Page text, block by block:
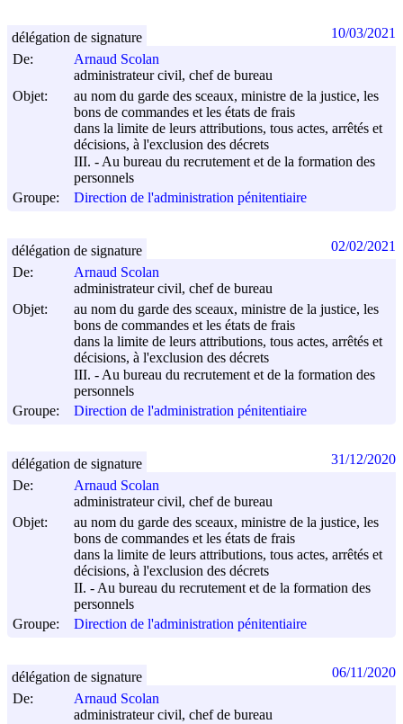
De:
Arnaud Scolan
administrateur civil, chef de bureau
Objet:
au nom du garde des sceaux, ministre de la justice, les
bons de commandes et les états de frais
dans la limite de leurs attributions, tous actes, arrêtés et
décisions, à l'exclusion des décrets
III. - Au bureau du recrutement et de la formation des
personnels
Groupe:
Direction de l'administration pénitentiaire
délégation de signature 10/03/2021
De:
Arnaud Scolan
administrateur civil, chef de bureau
Objet:
au nom du garde des sceaux, ministre de la justice, les
bons de commandes et les états de frais
dans la limite de leurs attributions, tous actes, arrêtés et
décisions, à l'exclusion des décrets
III. - Au bureau du recrutement et de la formation des
personnels
Groupe:
Direction de l'administration pénitentiaire
délégation de signature 02/02/2021
De:
Arnaud Scolan
administrateur civil, chef de bureau
Objet:
au nom du garde des sceaux, ministre de la justice, les
bons de commandes et les états de frais
dans la limite de leurs attributions, tous actes, arrêtés et
décisions, à l'exclusion des décrets
II. - Au bureau du recrutement et de la formation des
personnels
Groupe:
Direction de l'administration pénitentiaire
délégation de signature 31/12/2020
De:
Arnaud Scolan
administrateur civil, chef de bureau
délégation de signature 06/11/2020